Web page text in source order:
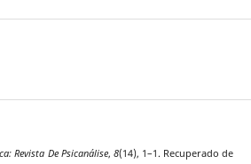
Revista De Psicanálise, 8(14), 1–1. Recuperado de